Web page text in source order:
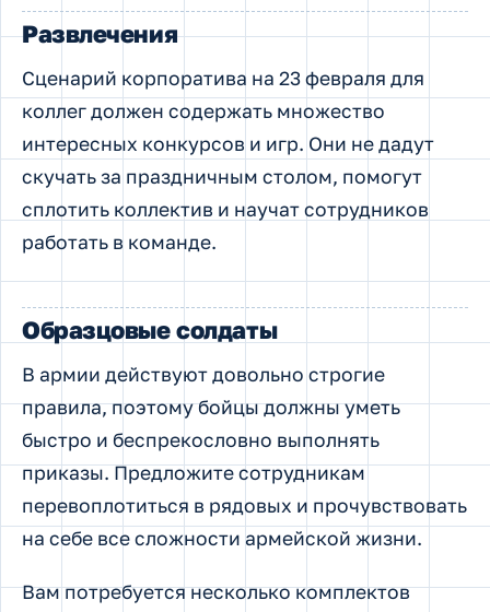
Развлечения
Сценарий корпоратива на 23 февраля для
коллег должен содержать множество
интересных конкурсов и игр. Они не дадут
скучать за праздничным столом, помогут
сплотить коллектив и научат сотрудников
работать в команде.
Образцовые солдаты
В армии действуют довольно строгие
правила, поэтому бойцы должны уметь
быстро и беспрекословно выполнять
приказы. Предложите сотрудникам
перевоплотиться в рядовых и прочувствовать
на себе все сложности армейской жизни.
Вам потребуется несколько комплектов